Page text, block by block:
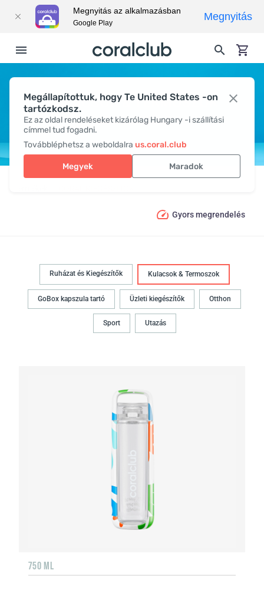
Megállapítottuk, hogy Te United States -on
tartózkodsz.
Ez az oldal rendeléseket kizárólag Hungary -i szállítási
címmel tud fogadni.
Továbbléphetsz a weboldalra us.coral.club
Megyek Maradok
KULACSOK & TERMOSZOK
Gyors megrendelés
Ruházat és Kiegészítők Kulacsok & Termoszok
GoBox kapszula tartó Üzleti kiegészítők Otthon
Sport Utazás
750 ML
Megnyitás az alkalmazásban
Google Play
Megnyitás